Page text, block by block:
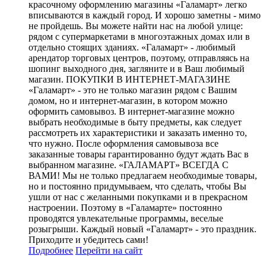
красочному оформлению магазины «Галамарт» легко
вписываются в каждый город. И хорошо заметны - мимо
не пройдешь. Вы можете найти нас на любой улице:
рядом с супермаркетами в многоэтажных домах или в
отдельно стоящих зданиях. «Галамарт» - любимый
арендатор торговых центров, поэтому, отправляясь на
шопинг выходного дня, загляните и в Ваш любимый
магазин. ПОКУПКИ В ИНТЕРНЕТ-МАГАЗИНЕ
«Галамарт» - это не только магазин рядом с Вашим
домом, но и интернет-магазин, в котором можно
оформить самовывоз. В интернет-магазине можно
выбрать необходимые в быту предметы, как следует
рассмотреть их характеристики и заказать именно то,
что нужно. После оформления самовывоза все
заказанные товары гарантированно будут ждать Вас в
выбранном магазине. «ГАЛАМАРТ» ВСЕГДА С
ВАМИ! Мы не только предлагаем необходимые товары,
но и постоянно придумываем, что сделать, чтобы Вы
ушли от нас с желанными покупками и в прекрасном
настроении. Поэтому в «Галамарте» постоянно
проводятся увлекательные программы, веселые
розыгрыши. Каждый новый «Галамарт» - это праздник.
Приходите и убедитесь сами!
Подробнее Перейти на сайт